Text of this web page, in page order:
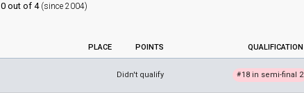
0 out of 4 (since 2004)
PLACE POINTS QUALIFICATION
Didn't qualify #18 in semi-final 2